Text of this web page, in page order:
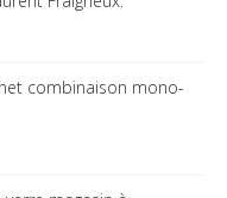
combinaison mono-